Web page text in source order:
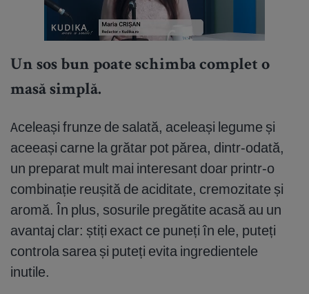
Un sos bun poate schimba complet o
masă simplă.
Aceleași frunze de salată, aceleași legume și
aceeași carne la grătar pot părea, dintr-odată,
un preparat mult mai interesant doar printr-o
combinație reușită de aciditate, cremozitate și
aromă. În plus, sosurile pregătite acasă au un
avantaj clar: știți exact ce puneți în ele, puteți
controla sarea și puteți evita ingredientele
inutile.